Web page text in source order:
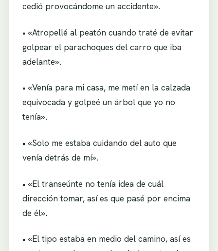
cedió provocándome un accidente».
• «Atropellé al peatón cuando traté de evitar
golpear el parachoques del carro que iba
adelante».
• «Venía para mi casa, me metí en la calzada
equivocada y golpeé un árbol que yo no
tenía».
• «Solo me estaba cuidando del auto que
venía detrás de mí».
• «El transeúnte no tenía idea de cuál
dirección tomar, así es que pasé por encima
de él».
• «El tipo estaba en medio del camino, así es